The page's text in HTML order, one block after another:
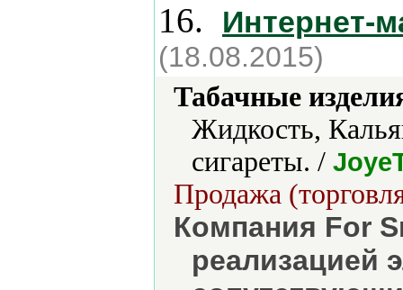
16. Интернет-
(18.08.2015)
Табачные
Жидкость,
сигареты. /
Продажа
Компания For
реализацией